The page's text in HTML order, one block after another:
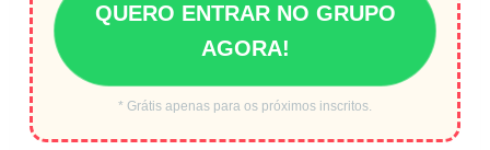
QUERO ENTRAR NO GRUPO
AGORA!
* Grátis apenas para os próximos inscritos.